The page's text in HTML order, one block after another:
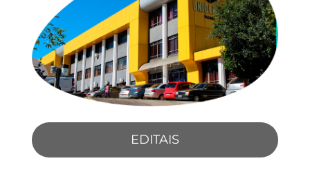
EDITAIS